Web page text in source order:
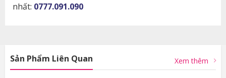
nhất: 0777.091.090
Sản Phẩm Liên Quan Xem thêm